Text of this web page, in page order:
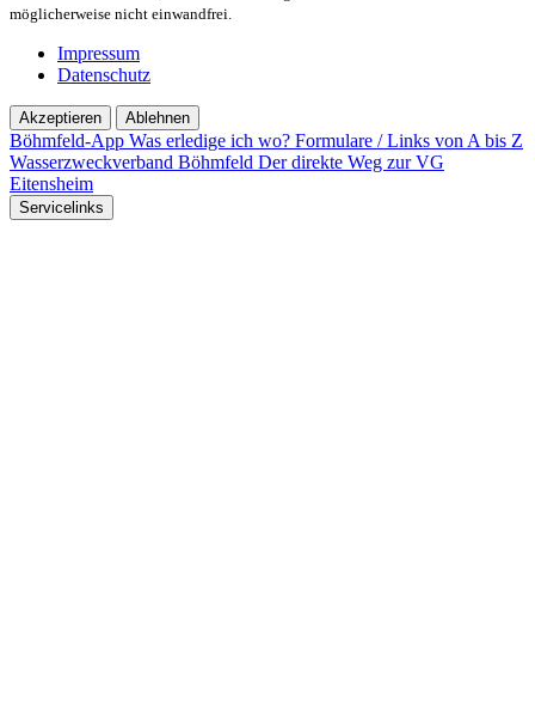
möglicherweise nicht einwandfrei.
Impressum
Datenschutz
Akzeptieren Ablehnen
Böhmfeld-App Was erledige ich wo? Formulare / Links von A bis Z
Wasserzweckverband Böhmfeld Der direkte Weg zur VG
Eitensheim
Servicelinks